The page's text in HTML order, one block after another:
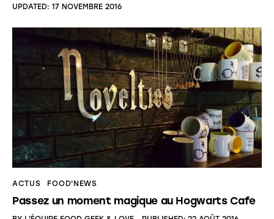
UPDATED: 17 NOVEMBRE 2016
ACTUS FOOD'NEWS
Passez un moment magique au Hogwarts Cafe